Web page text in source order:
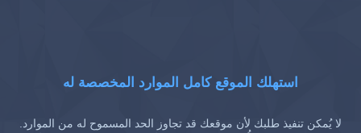
استهلك الموقع كامل الموارد المخصصة له
لا يُمكن تنفيذ طلبك لأن موقعك قد تجاوز الحد المسموح له من الموارد.